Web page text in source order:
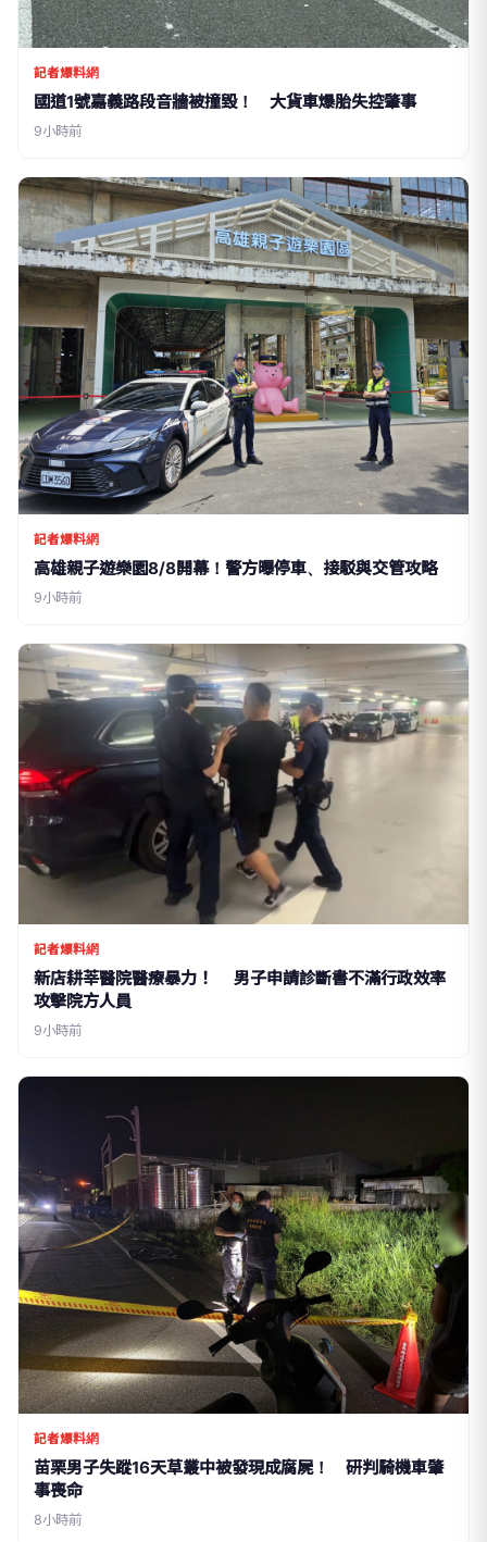
記者爆料網
國道1號嘉義路段音牆被撞毀！ 大貨車爆胎失控肇事
9小時前
記者爆料網
高雄親子遊樂園8/8開幕！警方曝停車、接駁與交管攻略
9小時前
記者爆料網
新店耕莘醫院醫療暴力！ 男子申請診斷書不滿行政效率
攻擊院方人員
9小時前
記者爆料網
苗栗男子失蹤16天草叢中被發現成腐屍！ 研判騎機車肇
事喪命
8小時前